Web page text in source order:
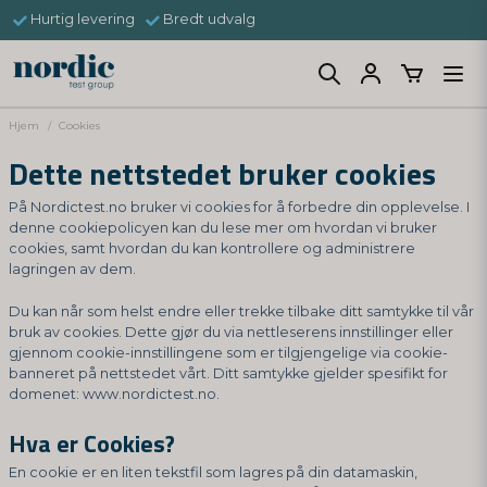
Hurtig levering Bredt udvalg
Hjem Cookies
Dette nettstedet bruker cookies
På Nordictest.no bruker vi cookies for å forbedre din opplevelse. I
denne cookiepolicyen kan du lese mer om hvordan vi bruker
cookies, samt hvordan du kan kontrollere og administrere
lagringen av dem.
Du kan når som helst endre eller trekke tilbake ditt samtykke til vår
bruk av cookies. Dette gjør du via nettleserens innstillinger eller
gjennom cookie-innstillingene som er tilgjengelige via cookie-
banneret på nettstedet vårt. Ditt samtykke gjelder spesifikt for
domenet: www.nordictest.no.
Hva er Cookies?
En cookie er en liten tekstfil som lagres på din datamaskin,